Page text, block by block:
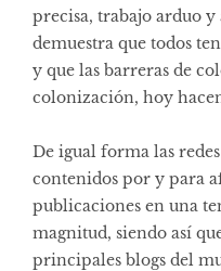
precisa, trabajo arduo
demuestra que todos
y que las barreras de
colonización, hoy
De igual forma las
contenidos por y para
publicaciones en una
magnitud, siendo así
principales blogs del